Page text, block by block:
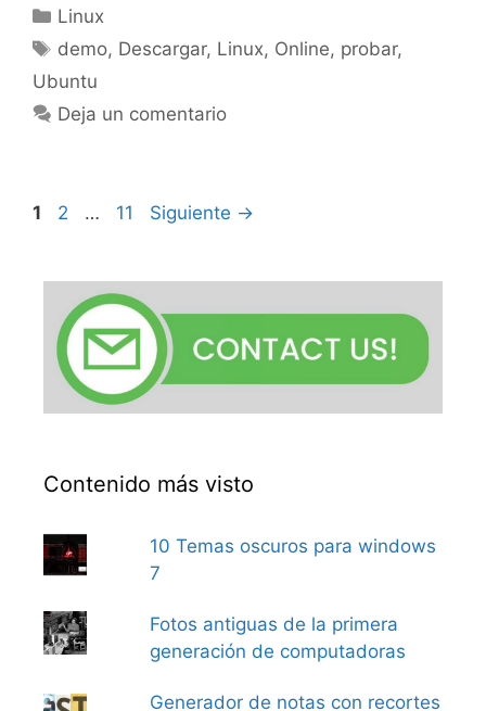
Categorías
Linux
Etiquetas
demo, Descargar, Linux, Online, probar,
Ubuntu
Deja un comentario
Página
1 Página
2 … Página
11 Siguiente →
Contenido más visto
10 Temas oscuros para windows
7
Fotos antiguas de la primera
generación de computadoras
Generador de notas con recortes